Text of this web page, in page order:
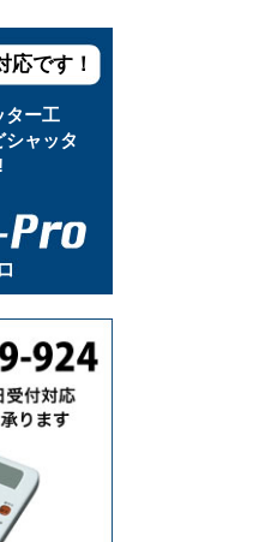
応です！
ター工
ャッタ